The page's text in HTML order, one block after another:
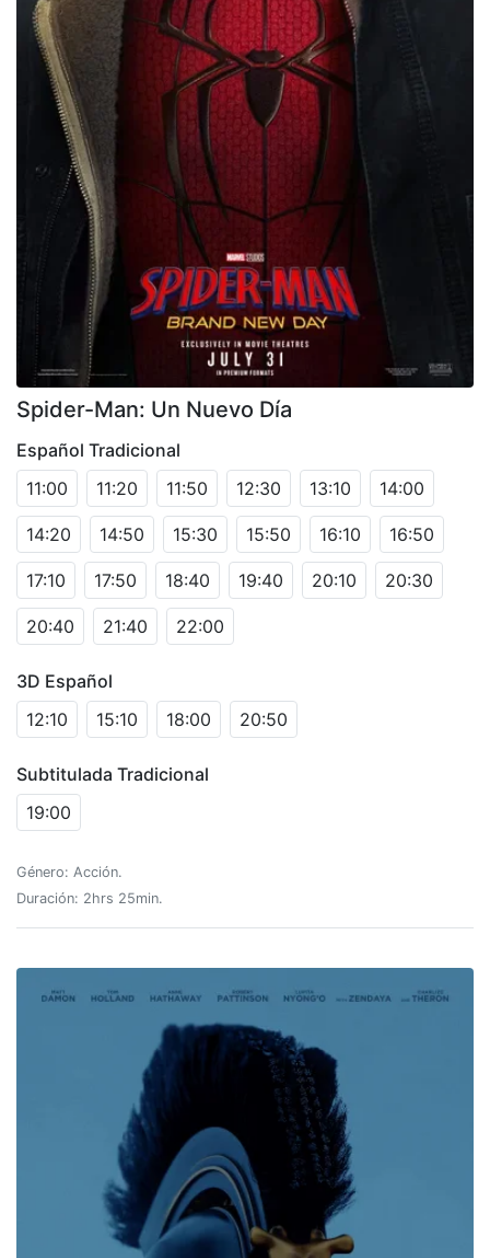
Spider-Man: Un Nuevo Día
Español Tradicional
11:00
11:20 11:50 12:30 13:10 14:00
14:20 14:50 15:30 15:50 16:10 16:50
17:10 17:50 18:40 19:40 20:10 20:30
20:40 21:40 22:00
3D Español
12:10
15:10 18:00 20:50
Subtitulada Tradicional
19:00
Género: Acción.
Duración: 2hrs 25min.